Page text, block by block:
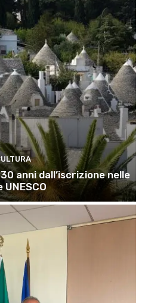
anni dall’iscrizione nelle
UNESCO